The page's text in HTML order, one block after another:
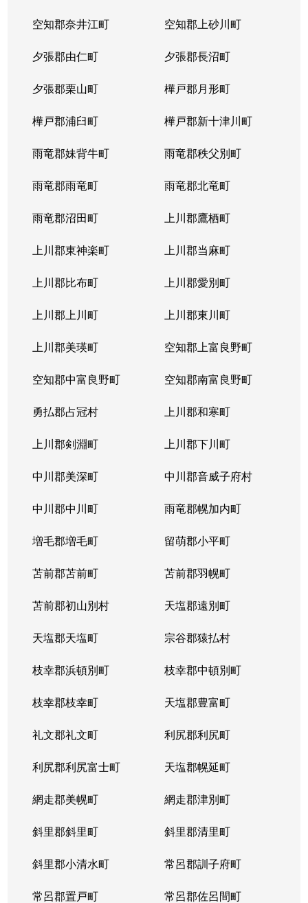
空知郡奈井江町 空知郡上砂川町
夕張郡由仁町 夕張郡長沼町
夕張郡栗山町 樺戸郡月形町
樺戸郡浦臼町 樺戸郡新十津川町
雨竜郡妹背牛町 雨竜郡秩父別町
雨竜郡雨竜町 雨竜郡北竜町
雨竜郡沼田町 上川郡鷹栖町
上川郡東神楽町 上川郡当麻町
上川郡比布町 上川郡愛別町
上川郡上川町 上川郡東川町
上川郡美瑛町 空知郡上富良野町
空知郡中富良野町 空知郡南富良野町
勇払郡占冠村 上川郡和寒町
上川郡剣淵町 上川郡下川町
中川郡美深町 中川郡音威子府村
中川郡中川町 雨竜郡幌加内町
増毛郡増毛町 留萌郡小平町
苫前郡苫前町 苫前郡羽幌町
苫前郡初山別村 天塩郡遠別町
天塩郡天塩町 宗谷郡猿払村
枝幸郡浜頓別町 枝幸郡中頓別町
枝幸郡枝幸町 天塩郡豊富町
礼文郡礼文町 利尻郡利尻町
利尻郡利尻富士町 天塩郡幌延町
網走郡美幌町 網走郡津別町
斜里郡斜里町 斜里郡清里町
斜里郡小清水町 常呂郡訓子府町
常呂郡置戸町 常呂郡佐呂間町